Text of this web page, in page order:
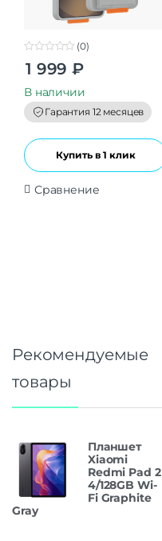
t
o
f
5
(0)
1 999 ₽
В наличии
Гарантия 12 месяцев
Купить в 1 клик
Сравнение
Рекомендуемые
товары
Планшет
Xiaomi
Redmi Pad 2
4/128GB Wi-
Fi Graphite
Gray